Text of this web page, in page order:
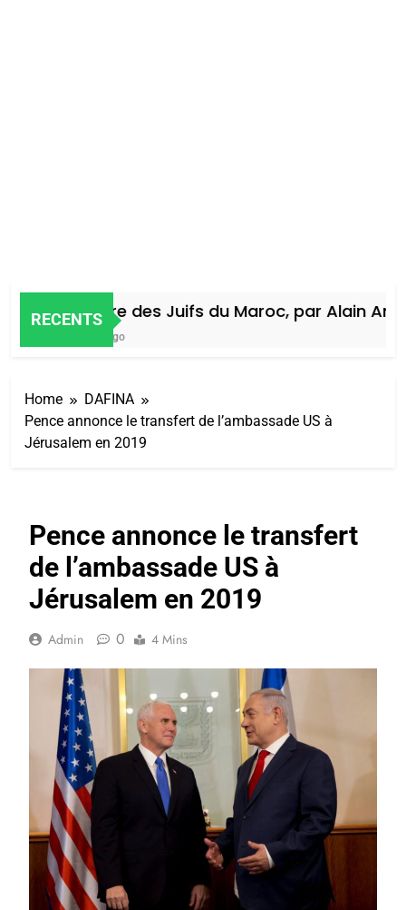
RECENTS
Histoire des Juifs du Maroc, par Alain Amiel
4 Jours Ago
Home
DAFINA
Pence annonce le transfert de l’ambassade US à
Jérusalem en 2019
Pence annonce le transfert
de l’ambassade US à
Jérusalem en 2019
Admin 0 4 Mins